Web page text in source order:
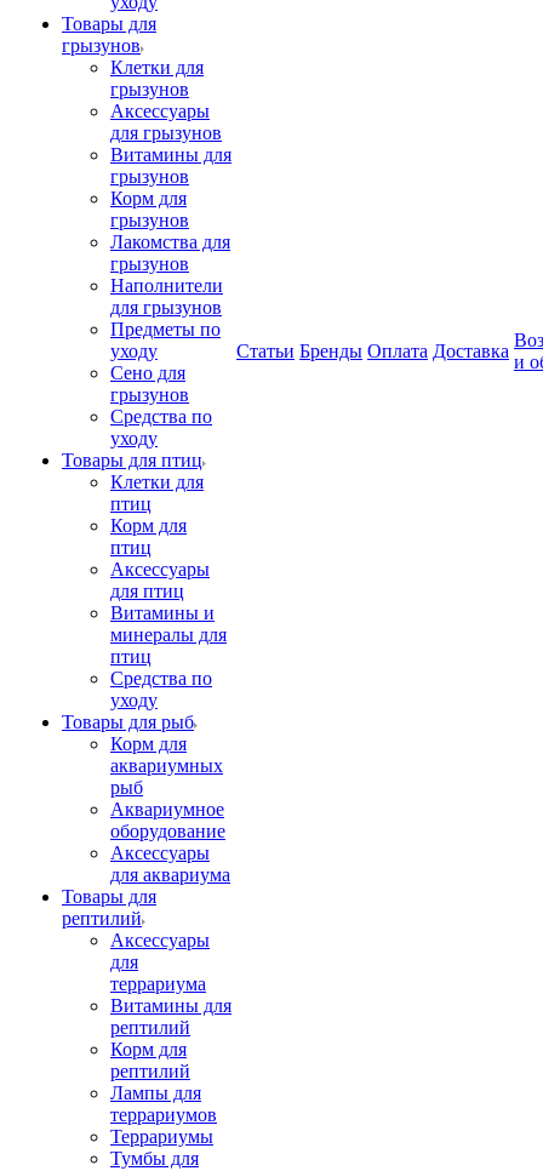
Товары для
грызунов
Клетки для
грызунов
Аксессуары
для грызунов
Витамины для
грызунов
Корм для
грызунов
Лакомства для
грызунов
Наполнители
для грызунов
Предметы по
уходу
Сено для
грызунов
Средства по
уходу
Товары для птиц
Клетки для
птиц
Корм для
птиц
Аксессуары
для птиц
Витамины и
минералы для
птиц
Средства по
уходу
Товары для рыб
Корм для
аквариумных
рыб
Аквариумное
оборудование
Аксессуары
для аквариума
Товары для
рептилий
Аксессуары
для
террариума
Витамины для
рептилий
Корм для
рептилий
Лампы для
террариумов
Террариумы
Тумбы для
Статьи Бренды Оплата Доставка
и